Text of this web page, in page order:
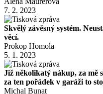
7. 2. 2023
Skvělý závěsný systém.
věcí.
Prokop Homola
5. 1. 2023
Již několikatý nákup, za mě
za ten pořádek v garáži to
Michal Bunat